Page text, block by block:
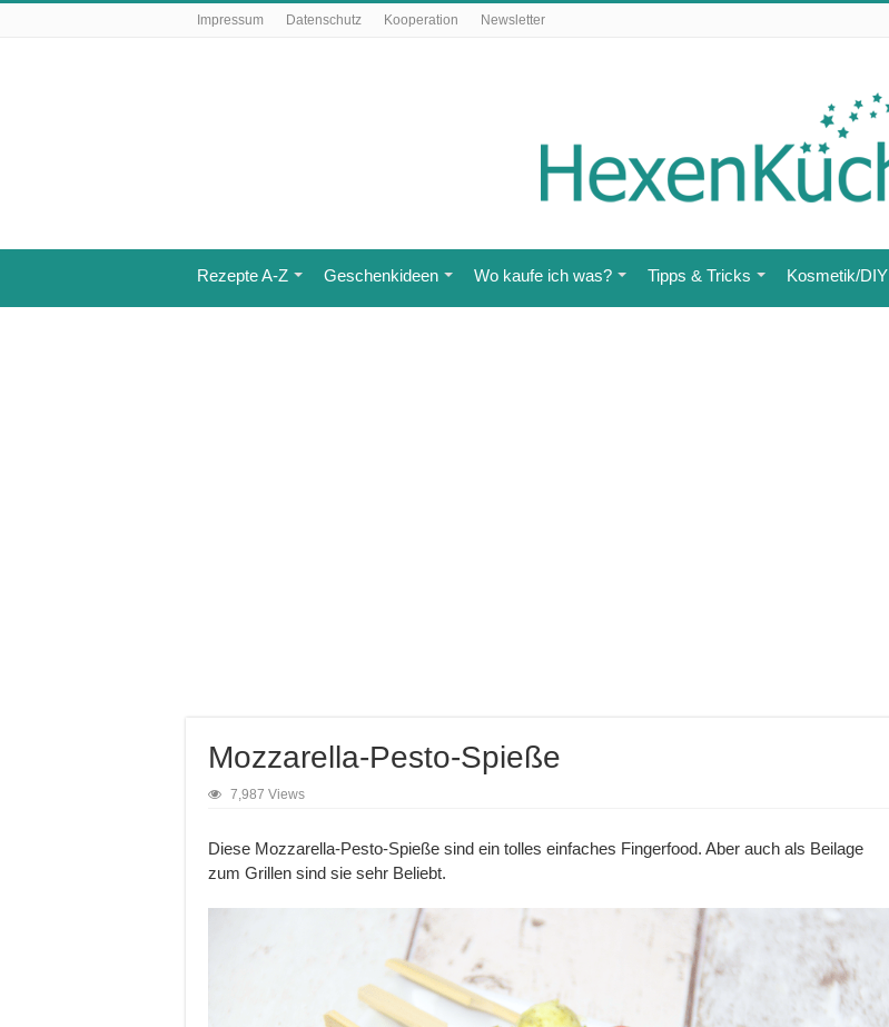
Impressum Datenschutz Kooperation Newsletter
Rezepte A-Z Geschenkideen Wo kaufe ich was? Tipps & Tricks Kosmetik/DIY
Mozzarella-Pesto-Spieße
7,987 Views
Diese Mozzarella-Pesto-Spieße sind ein tolles einfaches Fingerfood. Aber auch als Beilage
zum Grillen sind sie sehr Beliebt.